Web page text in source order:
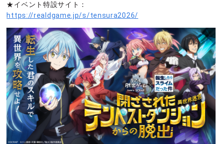
★イベント特設サイト：
https://realdgame.jp/s/tensura2026/